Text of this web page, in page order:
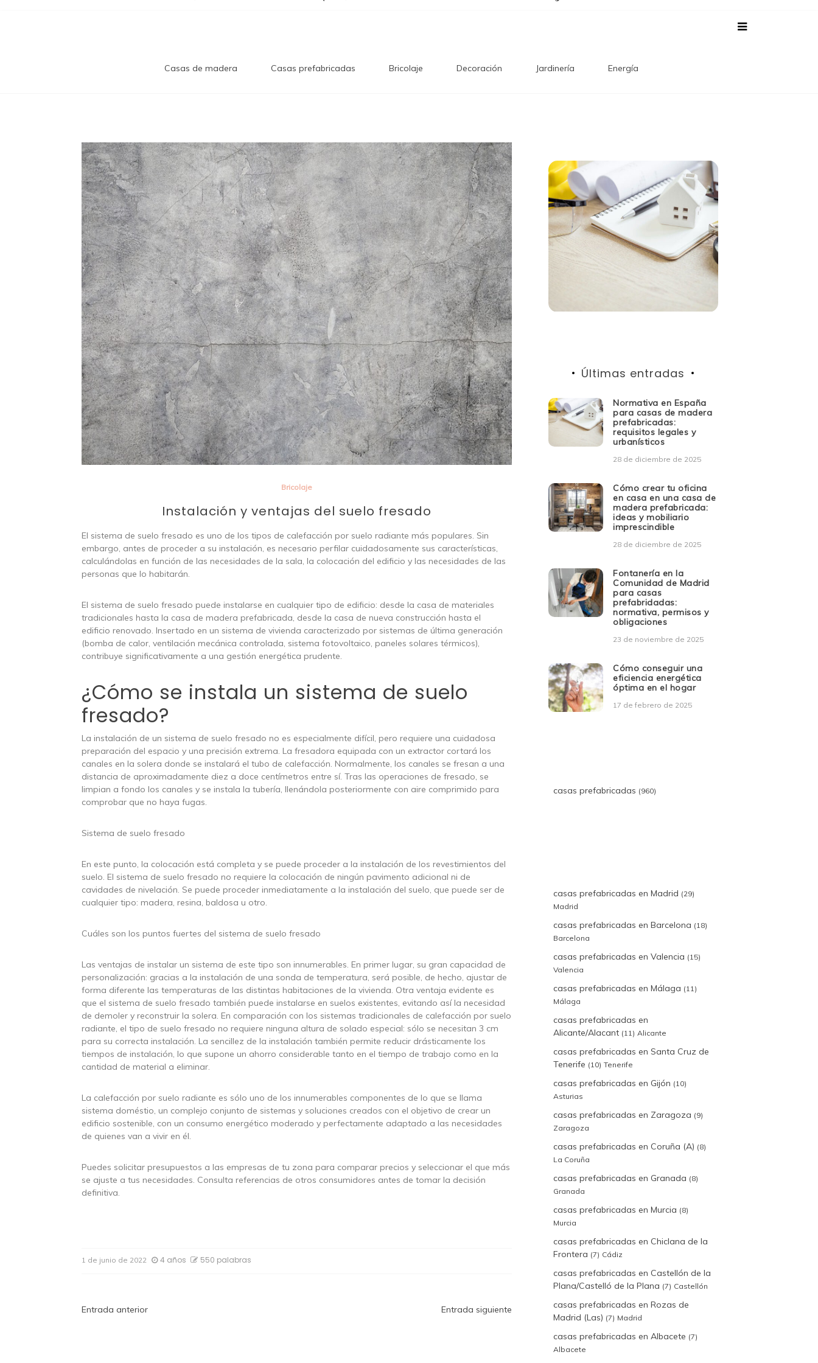
Casas de madera Casas prefabricadas Bricolaje Decoración Jardinería Energía
Bricolaje
Instalación y ventajas del suelo fresado
El sistema de suelo fresado es uno de los tipos de calefacción por suelo radiante más populares. Sin
embargo, antes de proceder a su instalación, es necesario perfilar cuidadosamente sus características,
calculándolas en función de las necesidades de la sala, la colocación del edificio y las necesidades de las
personas que lo habitarán.
El sistema de suelo fresado puede instalarse en cualquier tipo de edificio: desde la casa de materiales
tradicionales hasta la casa de madera prefabricada, desde la casa de nueva construcción hasta el
edificio renovado. Insertado en un sistema de vivienda caracterizado por sistemas de última generación
(bomba de calor, ventilación mecánica controlada, sistema fotovoltaico, paneles solares térmicos),
contribuye significativamente a una gestión energética prudente.
¿Cómo se instala un sistema de suelo
fresado?
La instalación de un sistema de suelo fresado no es especialmente difícil, pero requiere una cuidadosa
preparación del espacio y una precisión extrema. La fresadora equipada con un extractor cortará los
canales en la solera donde se instalará el tubo de calefacción. Normalmente, los canales se fresan a una
distancia de aproximadamente diez a doce centímetros entre sí. Tras las operaciones de fresado, se
limpian a fondo los canales y se instala la tubería, llenándola posteriormente con aire comprimido para
comprobar que no haya fugas.
Sistema de suelo fresado
En este punto, la colocación está completa y se puede proceder a la instalación de los revestimientos del
suelo. El sistema de suelo fresado no requiere la colocación de ningún pavimento adicional ni de
cavidades de nivelación. Se puede proceder inmediatamente a la instalación del suelo, que puede ser de
cualquier tipo: madera, resina, baldosa u otro.
Cuáles son los puntos fuertes del sistema de suelo fresado
Las ventajas de instalar un sistema de este tipo son innumerables. En primer lugar, su gran capacidad de
personalización: gracias a la instalación de una sonda de temperatura, será posible, de hecho, ajustar de
forma diferente las temperaturas de las distintas habitaciones de la vivienda. Otra ventaja evidente es
que el sistema de suelo fresado también puede instalarse en suelos existentes, evitando así la necesidad
de demoler y reconstruir la solera. En comparación con los sistemas tradicionales de calefacción por suelo
radiante, el tipo de suelo fresado no requiere ninguna altura de solado especial: sólo se necesitan 3 cm
para su correcta instalación. La sencillez de la instalación también permite reducir drásticamente los
tiempos de instalación, lo que supone un ahorro considerable tanto en el tiempo de trabajo como en la
cantidad de material a eliminar.
La calefacción por suelo radiante es sólo uno de los innumerables componentes de lo que se llama
sistema doméstio, un complejo conjunto de sistemas y soluciones creados con el objetivo de crear un
edificio sostenible, con un consumo energético moderado y perfectamente adaptado a las necesidades
de quienes van a vivir en él.
Puedes solicitar presupuestos a las empresas de tu zona para comparar precios y seleccionar el que más
se ajuste a tus necesidades. Consulta referencias de otros consumidores antes de tomar la decisión
definitiva.
1 de junio de 2022 4 años 550 palabras
Navegación
Entrada anterior Entrada siguiente
Últimas entradas
Normativa en España
para casas de madera
prefabricadas:
requisitos legales y
urbanísticos
28 de diciembre de 2025
Cómo crear tu oficina
en casa en una casa de
madera prefabricada:
ideas y mobiliario
imprescindible
28 de diciembre de 2025
Fontanería en la
Comunidad de Madrid
para casas
prefabridadas:
normativa, permisos y
obligaciones
23 de noviembre de 2025
Cómo conseguir una
eficiencia energética
óptima en el hogar
17 de febrero de 2025
casas prefabricadas (960)
casas prefabricadas en Madrid (29)
Madrid
casas prefabricadas en Barcelona (18)
Barcelona
casas prefabricadas en Valencia (15)
Valencia
casas prefabricadas en Málaga (11)
Málaga
casas prefabricadas en
Alicante/Alacant (11) Alicante
casas prefabricadas en Santa Cruz de
Tenerife (10) Tenerife
casas prefabricadas en Gijón (10)
Asturias
casas prefabricadas en Zaragoza (9)
Zaragoza
casas prefabricadas en Coruña (A) (8)
La Coruña
casas prefabricadas en Granada (8)
Granada
casas prefabricadas en Murcia (8)
Murcia
casas prefabricadas en Chiclana de la
Frontera (7) Cádiz
casas prefabricadas en Castellón de la
Plana/Castelló de la Plana (7) Castellón
casas prefabricadas en Rozas de
Madrid (Las) (7) Madrid
casas prefabricadas en Albacete (7)
Albacete